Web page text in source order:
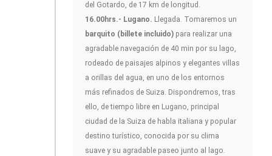
del Gotardo, de 17 km de longitud.
16.00hrs.- Lugano. Llegada. Tomaremos un
barquito (billete incluido) para realizar una
agradable navegación de 40 min por su lago,
rodeado de paisajes alpinos y elegantes villas
a orillas del agua, en uno de los entornos
más refinados de Suiza. Dispondremos, tras
ello, de tiempo libre en Lugano, principal
ciudad de la Suiza de habla italiana y popular
destino turístico, conocida por su clima
suave y su agradable paseo junto al lago.